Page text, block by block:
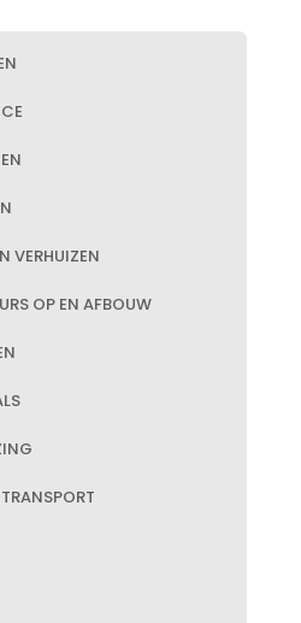
VERHUIZEN
OP EN AFBOUW